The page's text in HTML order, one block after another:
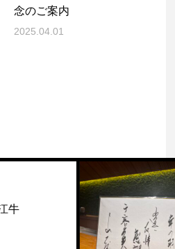
念のご案内
2025.04.01
山本譲
店誠に
ました。
2023.05.08